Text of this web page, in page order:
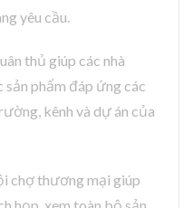
yêu cầu.
thủ giúp các nhà
sản phẩm đáp ứng các
kênh và dự án của
chợ thương mại giúp
họp, xem toàn bộ sản